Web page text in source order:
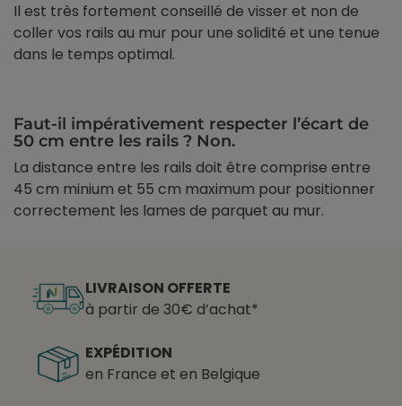
Il est très fortement conseillé de visser et non de
coller vos rails au mur pour une solidité et une tenue
dans le temps optimal.
Faut-il impérativement respecter l’écart de
50 cm entre les rails ? Non.
La distance entre les rails doit être comprise entre
45 cm minium et 55 cm maximum pour positionner
correctement les lames de parquet au mur.
LIVRAISON OFFERTE
à partir de 30€ d’achat*
EXPÉDITION
en France et en Belgique